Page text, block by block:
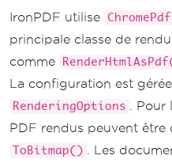
IronPDF utilise
principale classe de
comme
La configuration est
RenderingOptions
.
PDF rendus peuvent être
ToBitmap() . Les